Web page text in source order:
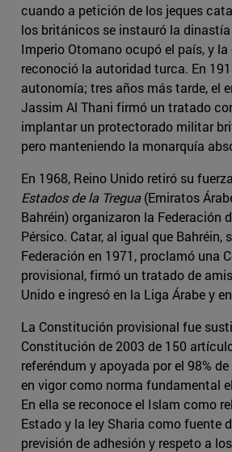
cuando a petición de los jeques
los británicos se instauró la dinastía
Imperio Otomano ocupó el país, y
reconoció la autoridad turca. En
autonomía; tres años más tarde, el
Jassim Al Thani firmó un tratado
implantar un protectorado militar
pero manteniendo la monarquía
En 1968, Reino Unido retiró su
Estados de la Tregua(Emiratos
Bahréin) organizaron la Federación
Pérsico. Catar, al igual que Bahréin,
Federación en 1971, proclamó una
provisional, firmó un tratado de
Unido e ingresó en la Liga Árabe y
La Constitución provisional fue
Constitución de 2003 de 150
referéndum y apoyada por el 98%
en vigor como norma fundamental
En ella se reconoce el Islam como
Estado y la ley Sharia como fuente
previsión de adhesión y respeto a